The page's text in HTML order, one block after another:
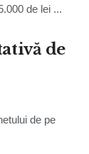
de lei ...
de
de pe